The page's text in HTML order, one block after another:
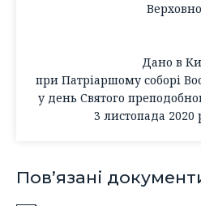
Дано в
при Патріаршому соборі
у день Святого
3 листопада 2020
Пов’язані